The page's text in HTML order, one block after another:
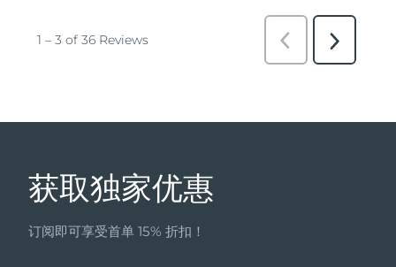
获取独家优惠
订阅即可享受首单 15% 折扣！